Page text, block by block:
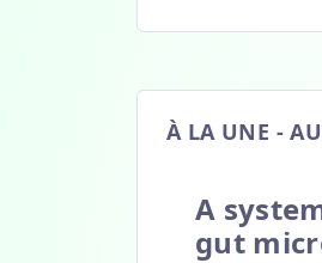
À LA UNE -
A
gut